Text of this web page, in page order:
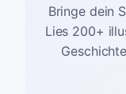
Bringe dein
Lies 200+